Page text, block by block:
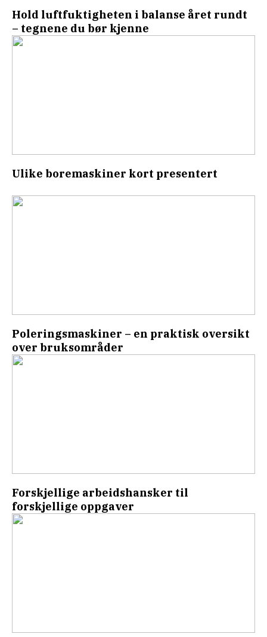
Hold luftfuktigheten i balanse året rundt
– tegnene du bør kjenne
Ulike boremaskiner kort presentert
Poleringsmaskiner – en praktisk oversikt
over bruksområder
Forskjellige arbeidshansker til
forskjellige oppgaver